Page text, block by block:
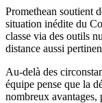
Promethean soutient
situation inédite du
classe via des outils
distance aussi
Au-delà des
équipe pense que la
nombreux avantages,